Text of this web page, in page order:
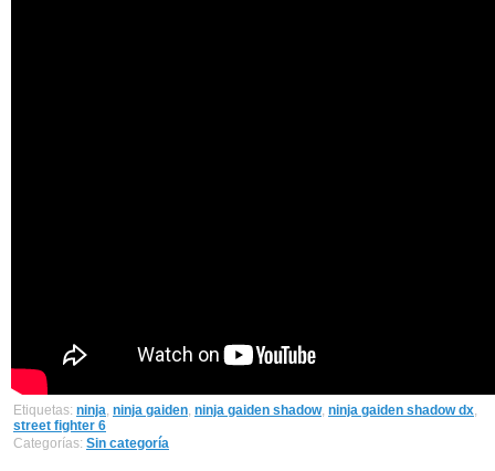
Etiquetas: ninja, ninja gaiden, ninja gaiden shadow, ninja gaiden shadow dx,
street fighter 6
Categorías: Sin categoría